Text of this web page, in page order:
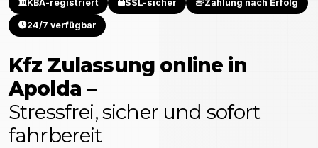
KBA-registriert SSL-sicher Zahlung nach Erfolg
24/7 verfügbar
Kfz Zulassung online in
Apolda –
Stressfrei, sicher und sofort
fahrbereit